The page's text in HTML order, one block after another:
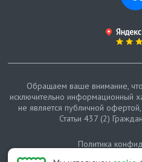
Обращаем ваше внимание,
исключительно информационный
не является публичной
Статьи 437 (2)
Политика